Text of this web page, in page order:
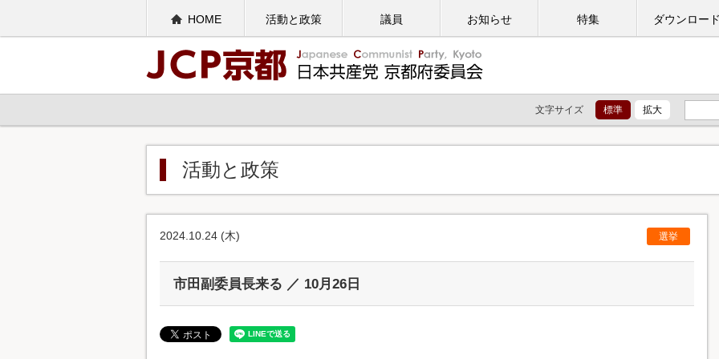
HOME 活動と政策 議員 お知らせ 特集 ダウンロー
文字サイズ 標準 拡大
活動と政策
2024.10.24 (木) 選挙
市田副委員長来る ／ 10月26日